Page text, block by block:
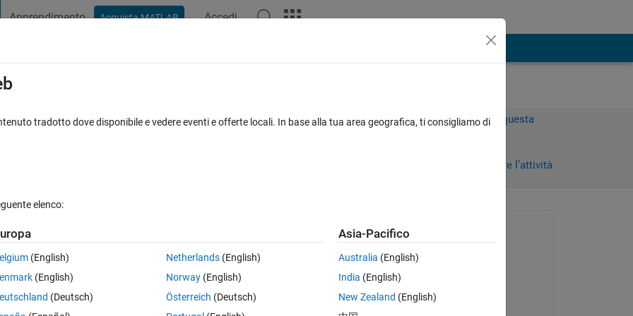
Apprendimento Acquista MATLAB Accedi
file
Accedi per rispondere a questa
Accedi per seguire l’attività
0 voti
Richiesto:
il 3 Mag 2018
Modificato:
tradotto dove disponibile e vedere eventi e offerte locali. In base alla tua area geografica, ti consigliamo di
elenco:
(English)
(English)
(Deutsch)
Netherlands(English)
Norway(English)
Österreich (Deutsch)
Asia-Pacifico
Australia (English)
India (English)
New Zealand (English)